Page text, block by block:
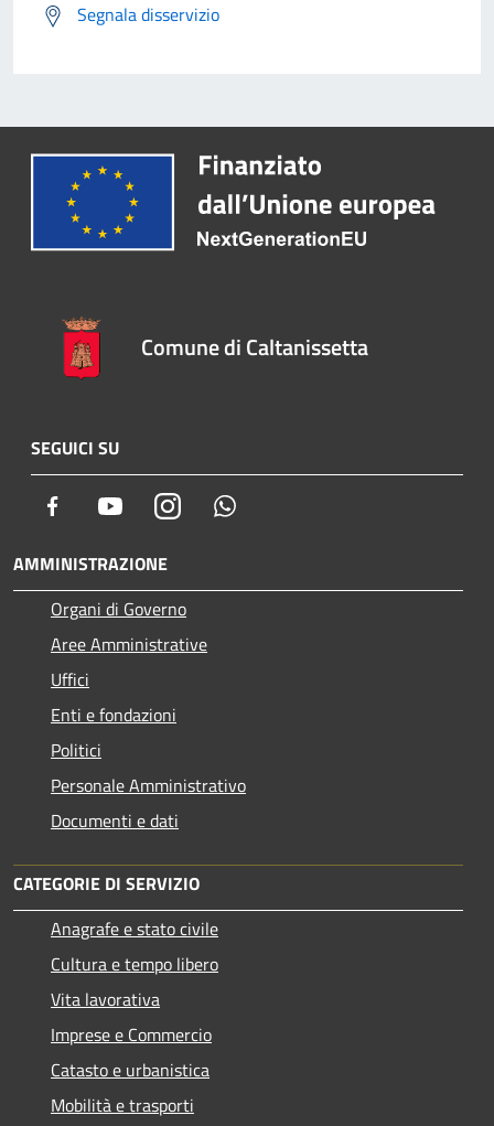
Segnala disservizio
Comune di Caltanissetta
SEGUICI SU
Facebook YoutubeInstagram
AMMINISTRAZIONE
Organi di Governo
Aree Amministrative
Uffici
Enti e fondazioni
Politici
Personale Amministrativo
Documenti e dati
CATEGORIE DI SERVIZIO
Anagrafe e stato civile
Cultura e tempo libero
Vita lavorativa
Imprese e Commercio
Catasto e urbanistica
Mobilità e trasporti